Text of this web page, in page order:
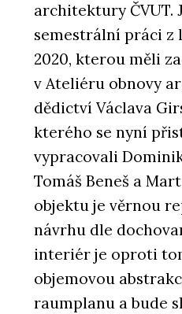
architektury ČVUT.
semestrální práci z
2020, kterou měli
v Ateliéru obnovy
dědictví Václava
kterého se nyní
vypracovali
Tomáš Beneš a
objektu je věrnou
návrhu dle
interiér je oproti
objemovou
raumplanu a bude